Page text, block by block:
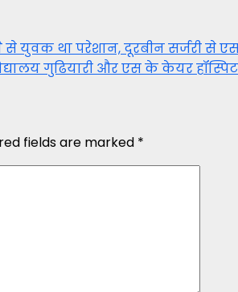
युवक था परेशान, दूरबीन सर्जरी से
गुढियारी और एस के केयर
fields are marked *